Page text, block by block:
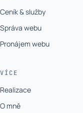
Ceník & služby
Správa webu
Pronájem webu
VÍCE
Realizace
O mně